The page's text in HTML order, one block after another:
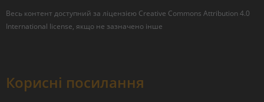
Весь контент доступний за ліцензією Creative Commons Attribution 4.0
International license, якщо не зазначено інше
Корисні посилання